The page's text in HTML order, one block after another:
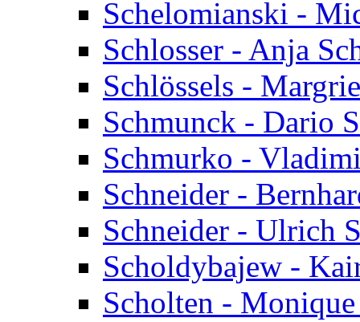
Schelomianski -
Schlosser - Anja
Schlössels -
Schmunck - Dario
Schmurko -
Schneider -
Schneider - Ulrich
Scholdybajew -
Scholten -